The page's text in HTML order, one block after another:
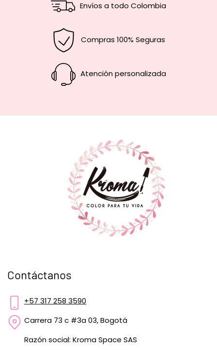
Envíos a todo Colombia
Compras 100% Seguras
Atención personalizada
Contáctanos
+57 317 258 3590
Carrera 73 c #3a 03, Bogotá
Razón social: Kroma Space SAS